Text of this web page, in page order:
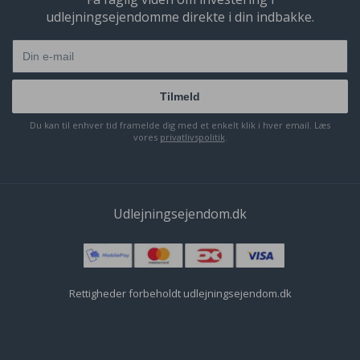
udlejningsejendomme direkte i din indbakke.
Tilmeld
Du kan til enhver tid framelde dig med et enkelt klik i hver email. Læs
vores privatlivspolitik.
Udlejningsejendom.dk
Rettigheder forbeholdt udlejningsejendom.dk